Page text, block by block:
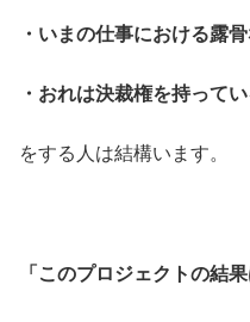
・いまの仕事における露
・おれは決裁権を持って
をする人は結構います。
「このプロジェクトの結